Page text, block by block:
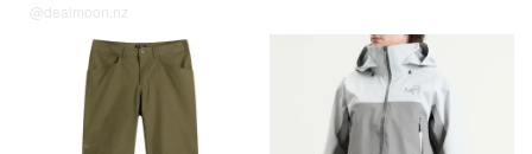
@dealmoon.nz